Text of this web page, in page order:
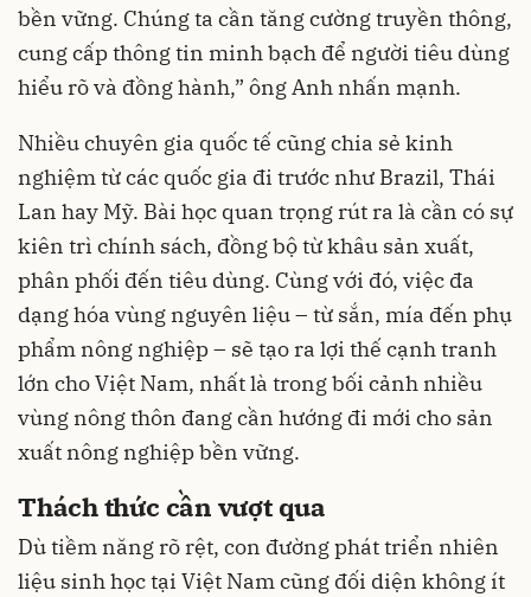
bền vững. Chúng ta cần tăng cường truyền thông,
cung cấp thông tin minh bạch để người tiêu dùng
hiểu rõ và đồng hành,” ông Anh nhấn mạnh.
Nhiều chuyên gia quốc tế cũng chia sẻ kinh
nghiệm từ các quốc gia đi trước như Brazil, Thái
Lan hay Mỹ. Bài học quan trọng rút ra là cần có sự
kiên trì chính sách, đồng bộ từ khâu sản xuất,
phân phối đến tiêu dùng. Cùng với đó, việc đa
dạng hóa vùng nguyên liệu – từ sắn, mía đến phụ
phẩm nông nghiệp – sẽ tạo ra lợi thế cạnh tranh
lớn cho Việt Nam, nhất là trong bối cảnh nhiều
vùng nông thôn đang cần hướng đi mới cho sản
xuất nông nghiệp bền vững.
Thách thức cần vượt qua
Dù tiềm năng rõ rệt, con đường phát triển nhiên
liệu sinh học tại Việt Nam cũng đối diện không ít